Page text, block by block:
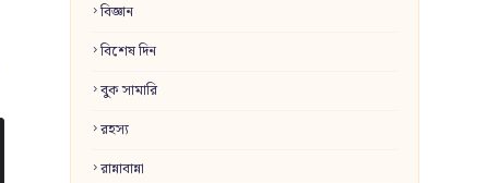
বিজ্ঞান
বিশেষ দিন
বুক সামারি
রহস্য
রান্নাবান্না